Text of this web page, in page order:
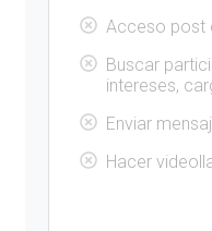
Acceso post
Buscar
intereses,
Enviar
Hacer